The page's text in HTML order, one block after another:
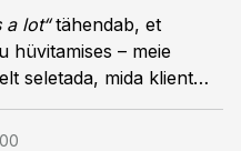
a lot“tähendab, et
hüvitamises – meie
seletada, mida klient
katta, ütleb If
ja kommunikatsiooni